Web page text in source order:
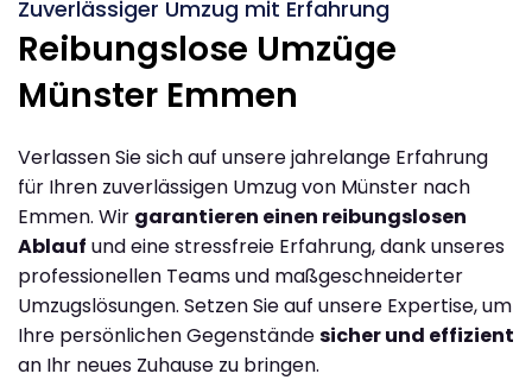
Zuverlässiger Umzug mit Erfahrung
Reibungslose Umzüge
Münster Emmen
Verlassen Sie sich auf unsere jahrelange Erfahrung
für Ihren zuverlässigen Umzug von Münster nach
Emmen. Wir garantieren einen reibungslosen
Ablauf und eine stressfreie Erfahrung, dank unseres
professionellen Teams und maßgeschneiderter
Umzugslösungen. Setzen Sie auf unsere Expertise, um
Ihre persönlichen Gegenständesicher und effizient
an Ihr neues Zuhause zu bringen.